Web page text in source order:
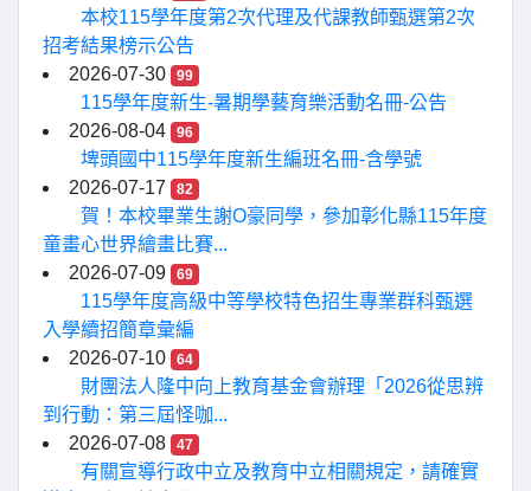
本校115學年度第2次代理及代課教師甄選第2次
招考結果榜示公告
2026-07-30
99
115學年度新生-暑期學藝育樂活動名冊-公告
2026-08-04
96
埤頭國中115學年度新生編班名冊-含學號
2026-07-17
82
賀！本校畢業生謝O豪同學，參加彰化縣115年度
童畫心世界繪畫比賽...
2026-07-09
69
115學年度高級中等學校特色招生專業群科甄選
入學續招簡章彙編
2026-07-10
64
財團法人隆中向上教育基金會辦理「2026從思辨
到行動：第三屆怪咖...
2026-07-08
47
有關宣導行政中立及教育中立相關規定，請確實